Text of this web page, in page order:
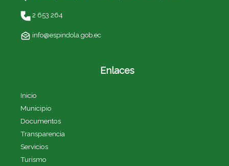
2 653 264
info@espindola.gob.ec
Enlaces
Inicio
Municipio
Documentos
Transparencia
Servicios
Turismo